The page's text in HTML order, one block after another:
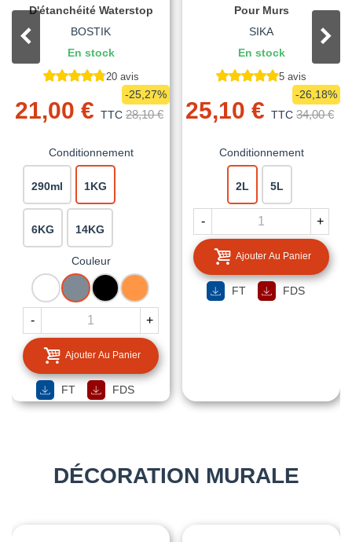
D'étanchéité Waterstop
BOSTIK
En stock
20 avis
21,00 € TTC 28,10 €
-25,27%
Conditionnement
290ml 1KG
6KG 14KG
Couleur
BLANC GRIS NOIR TUILE
- +
Ajouter Au Panier
FT FDS
Pour Murs
SIKA
En stock
5 avis
25,10 € TTC 34,00 €
-26,18%
Conditionnement
2L 5L
- +
Ajouter Au Panier
FT FDS
DÉCORATION MURALE